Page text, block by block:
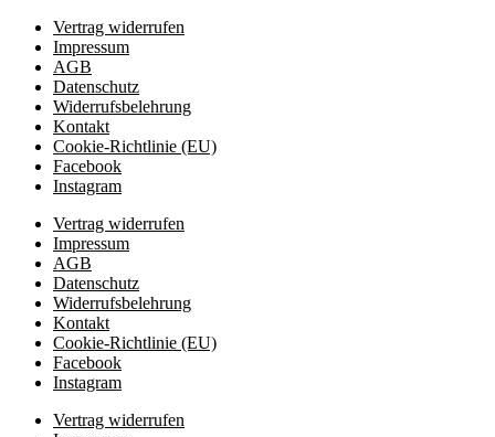
Vertrag widerrufen
Impressum
AGB
Datenschutz
Widerrufsbelehrung
Kontakt
Cookie-Richtlinie (EU)
Facebook
Instagram
Vertrag widerrufen
Impressum
AGB
Datenschutz
Widerrufsbelehrung
Kontakt
Cookie-Richtlinie (EU)
Facebook
Instagram
Vertrag widerrufen